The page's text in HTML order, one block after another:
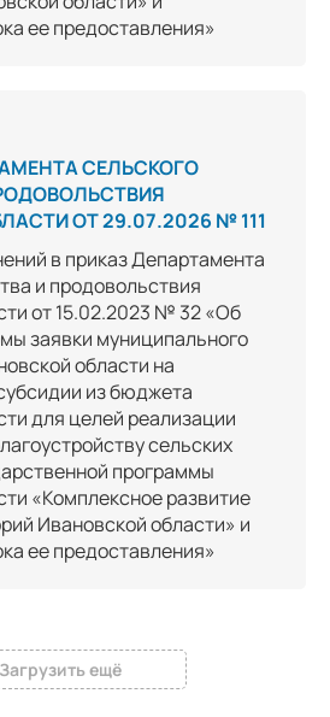
ее предоставления»
СЕЛЬСКОГО
ОТ 29.07.2026 № 111
в приказ Департамента
и продовольствия
от 15.02.2023 № 32 «Об
заявки муниципального
области на
из бюджета
для целей реализации
сельских
программы
«Комплексное развитие
Ивановской области» и
ее предоставления»
Загрузить ещё